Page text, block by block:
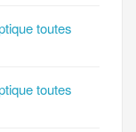
toutes
toutes